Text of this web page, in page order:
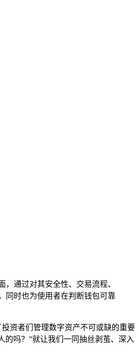
，通过对其安全性、交易流程、
同时也为使用者在判断钱包可靠
资者们管理数字资产不可或缺的重要
的吗？”就让我们一同抽丝剥茧、深入